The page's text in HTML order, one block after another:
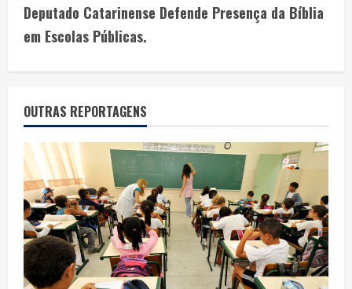
Deputado Catarinense Defende Presença da Bíblia
em Escolas Públicas.
OUTRAS REPORTAGENS